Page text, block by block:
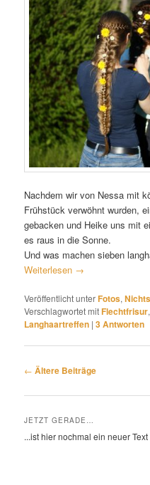
Nachdem wir von Nessa mit
Frühstück verwöhnt wurden,
gebacken und Heike uns mit
es raus in die Sonne.
Und was machen sieben
Weiterlesen →
Veröffentlicht unterFotos,
Verschlagwortet mitFlechtfrisur
Langhaartreffen |3Antworten
Beitragsnavigation
← Ältere Beiträge
JETZT GERADE…
...ist hier nochmal ein neuer